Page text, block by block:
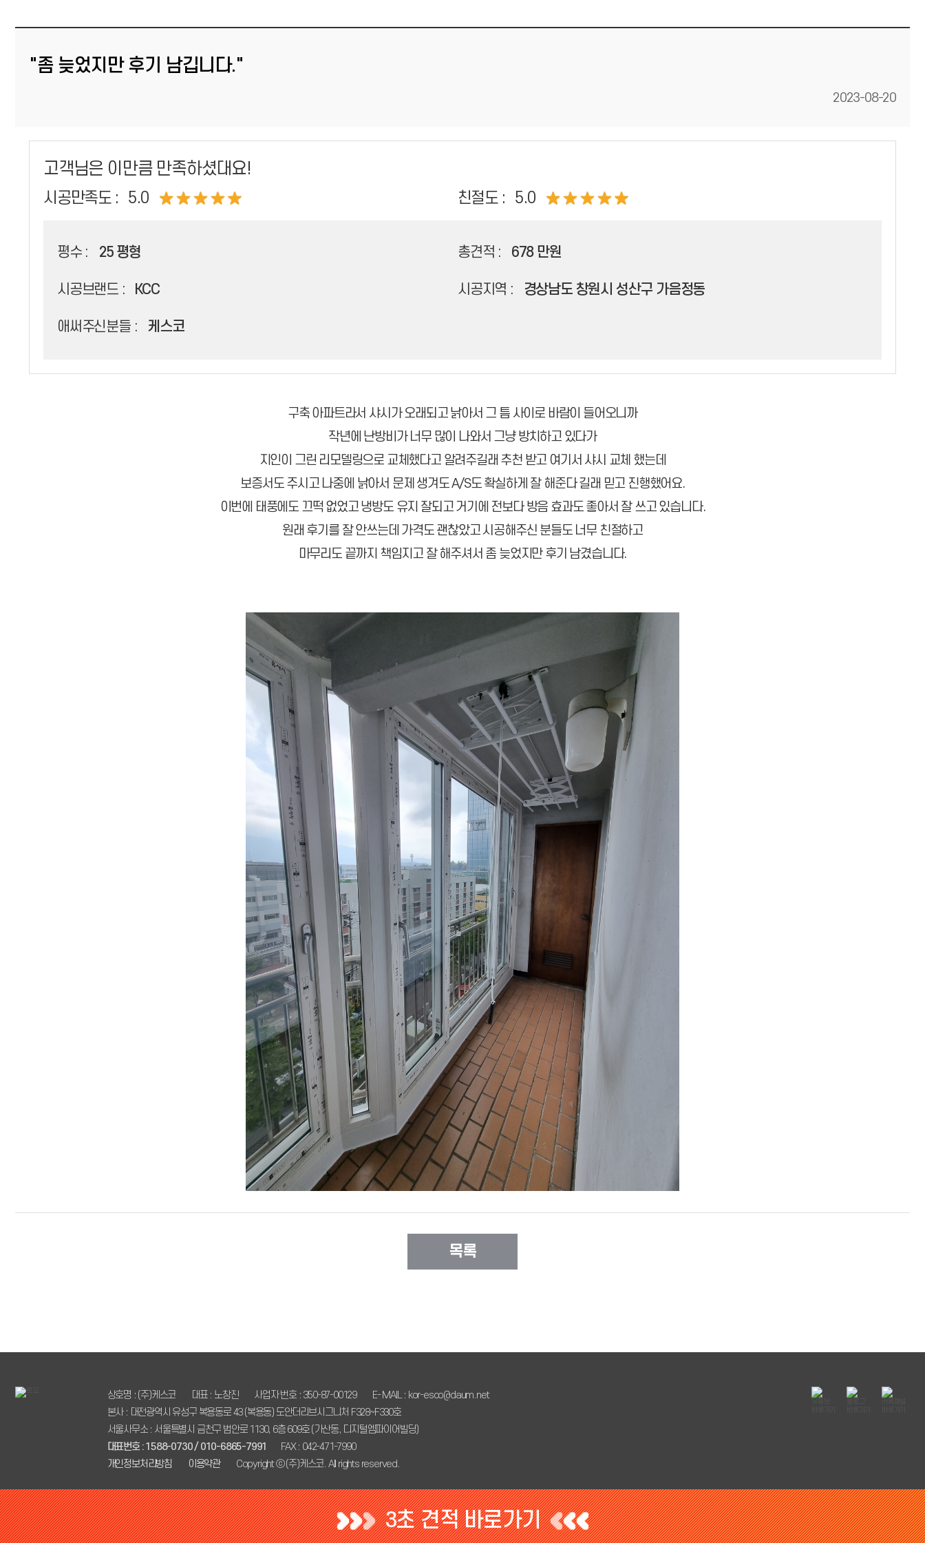
"좀 늦었지만 후기 남깁니다."
등록일
2023-08-20
고객님은 이만큼 만족하셨대요!
시공만족도 : 5.0 친절도 : 5.0
평수 : 25 평형 총견적 : 678 만원
시공브랜드 : KCC 시공지역 : 경상남도 창원시 성산구 가음정동
애써주신분들 : 케스코
구축 아파트라서 샤시가 오래되고 낡아서 그 틈 사이로 바람이 들어오니까
작년에 난방비가 너무 많이 나와서 그냥 방치하고 있다가
지인이 그린 리모델링으로 교체했다고 알려주길래 추천 받고 여기서 샤시 교체 했는데
보증서도 주시고 나중에 낡아서 문제 생겨도 A/S도 확실하게 잘 해준다 길래 믿고 진행했어요.
이번에 태풍에도 끄떡 없었고 냉방도 유지 잘되고 거기에 전보다 방음 효과도 좋아서 잘 쓰고 있습니다.
원래 후기를 잘 안쓰는데 가격도 괜찮았고 시공해주신 분들도 너무 친절하고
마무리도 끝까지 책임지고 잘 해주셔서 좀 늦었지만 후기 남겼습니다.
목록
3초 견적 바로가기
상호명 : (주)케스코 대표 : 노창진 사업자 번호 : 350-87-00129
E- MAIL : kor-esco@daum.net
본사 : 대전광역시 유성구 복용동로 43 (복용동) 도안더리브시그니처 F328~F330호
서울사무소 : 서울특별시 금천구 범안로 1130, 6층 609호 (가산동, 디지털엠파이어빌딩)
대표번호 : 1588-0730 / 010-6865-7991
FAX : 042-471-7990
개인정보처리방침
이용약관 Copyright ⓒ (주)케스코. All rights reserved.